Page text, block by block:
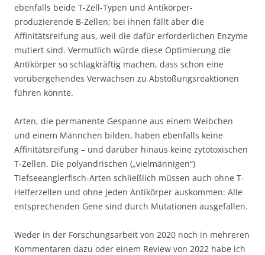
ebenfalls beide T-Zell-Typen und Antikörper-
produzierende B-Zellen; bei ihnen fällt aber die
Affinitätsreifung aus, weil die dafür erforderlichen Enzyme
mutiert sind. Vermutlich würde diese Optimierung die
Antikörper so schlagkräftig machen, dass schon eine
vorübergehendes Verwachsen zu Abstoßungsreaktionen
führen könnte.
Arten, die permanente Gespanne aus einem Weibchen
und einem Männchen bilden, haben ebenfalls keine
Affinitätsreifung – und darüber hinaus keine zytotoxischen
T-Zellen. Die polyandrischen („vielmännigen“)
Tiefseeanglerfisch-Arten schließlich müssen auch ohne T-
Helferzellen und ohne jeden Antikörper auskommen: Alle
entsprechenden Gene sind durch Mutationen ausgefallen.
Weder in der Forschungsarbeit von 2020 noch in mehreren
Kommentaren dazu oder einem Review von 2022 habe ich